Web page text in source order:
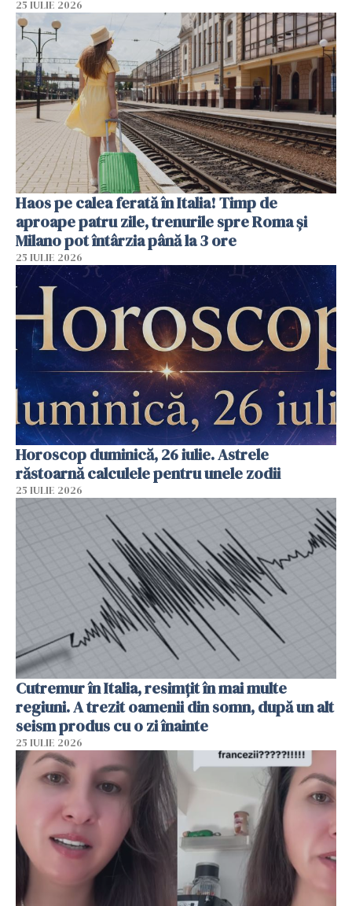
25 IULIE 2026
Haos pe calea ferată în Italia! Timp de
aproape patru zile, trenurile spre Roma și
Milano pot întârzia până la 3 ore
25 IULIE 2026
Horoscop duminică, 26 iulie. Astrele
răstoarnă calculele pentru unele zodii
25 IULIE 2026
Cutremur în Italia, resimțit în mai multe
regiuni. A trezit oamenii din somn, după un alt
seism produs cu o zi înainte
25 IULIE 2026